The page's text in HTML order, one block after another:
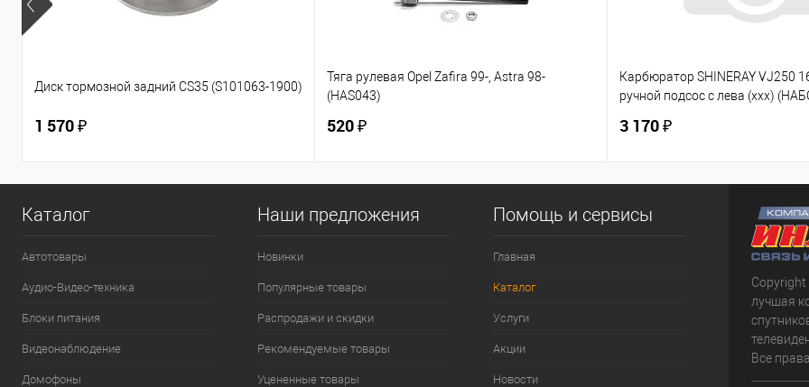
Диск тормозной задний CS35 (S101063-1900)
1 570 ₽
Тяга рулевая Opel Zafira 99-, Astra 98-
(HAS043)
520 ₽
Карбюратор SHINERAY VJ250
ручной подсос с лева (ххх)
3 170 ₽
Каталог
Автотовары
Аудио-Видео-техника
Блоки питания
Видеонаблюдение
Домофоны
Наши предложения
Новинки
Популярные товары
Распродажи и скидки
Рекомендуемые товары
Уцененные товары
Помощь и сервисы
Главная
Каталог
Услуги
Акции
Новости
лучшая
Все